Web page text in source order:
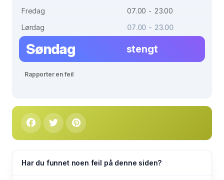
Fredag
07.00 - 23.00
Lørdag
07.00 - 23.00
Søndag stengt
Rapporter en feil
Har du funnet noen feil på denne siden?